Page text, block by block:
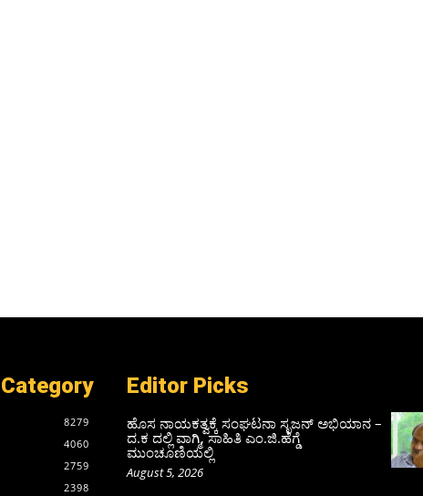
8279
4060
2759
2398
Editor Picks
ಹೊಸ ನಾಯಕತ್ವಕ್ಕೆ ಸಂಘಟನಾ ಸೃಜನ್ ಅಭಿಯಾನ –
ದ.ಕ ದಲ್ಲಿ ವಾಗ್ಮಿ, ಸಾಹಿತಿ ಎಂ.ಜಿ.ಹೆಗ್ಡೆ
ಮುಂಚೂಣಿಯಲ್ಲಿ
August 5, 2026